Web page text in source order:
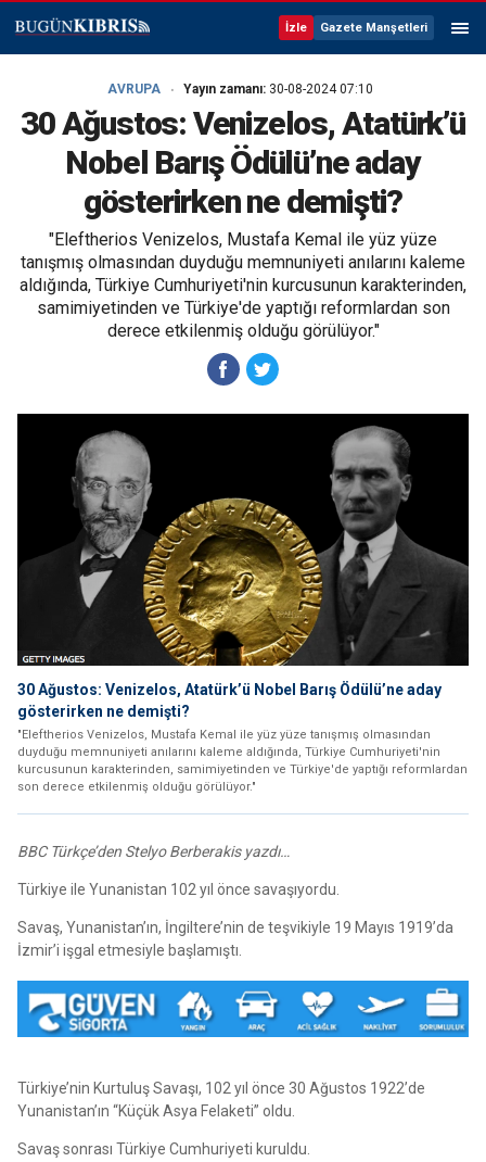
İzle Gazete Manşetleri
AVRUPA Yayın zamanı: 30-08-2024 07:10
30 Ağustos: Venizelos, Atatürk’ü
Nobel Barış Ödülü’ne aday
gösterirken ne demişti?
"Eleftherios Venizelos, Mustafa Kemal ile yüz yüze
tanışmış olmasından duyduğu memnuniyeti anılarını kaleme
aldığında, Türkiye Cumhuriyeti'nin kurcusunun karakterinden,
samimiyetinden ve Türkiye'de yaptığı reformlardan son
derece etkilenmiş olduğu görülüyor."
30 Ağustos: Venizelos, Atatürk’ü Nobel Barış Ödülü’ne aday
gösterirken ne demişti?
"Eleftherios Venizelos, Mustafa Kemal ile yüz yüze tanışmış olmasından
duyduğu memnuniyeti anılarını kaleme aldığında, Türkiye Cumhuriyeti'nin
kurcusunun karakterinden, samimiyetinden ve Türkiye'de yaptığı reformlardan
son derece etkilenmiş olduğu görülüyor."
BBC Türkçe’den Stelyo Berberakis yazdı…
Türkiye ile Yunanistan 102 yıl önce savaşıyordu.
Savaş, Yunanistan’ın, İngiltere’nin de teşvikiyle 19 Mayıs 1919’da
İzmir’i işgal etmesiyle başlamıştı.
Türkiye’nin Kurtuluş Savaşı, 102 yıl önce 30 Ağustos 1922’de
Yunanistan’ın “Küçük Asya Felaketi” oldu.
Savaş sonrası Türkiye Cumhuriyeti kuruldu.